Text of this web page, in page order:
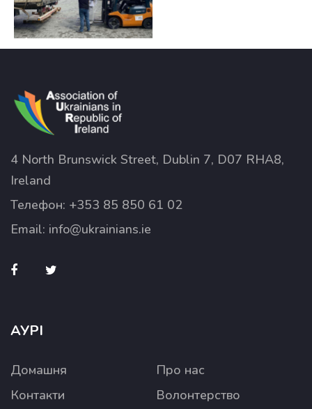
4 North Brunswick Street, Dublin 7, D07 RHA8,
Ireland
Телефон: +353 85 850 61 02
Email: info@ukrainians.ie
АУРІ
Домашня
Про нас
Контакти
Волонтерство